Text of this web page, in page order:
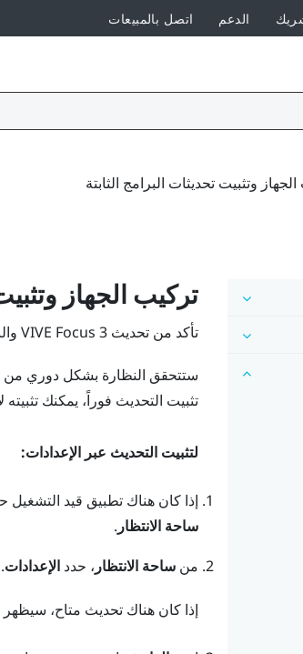
الدعم اتصل بالمبيعات
وتثبيت تحديثات البرامج الثابتة
تركيب الجهاز
تأكد من تحديث VIVE Focus 3
ستتحقق النظارة بشكل دوري من
تثبيت التحديث فوراً، يمكنك تثبيته
لتثبيت التحديث عبر الإعدادات:
إذا كان هناك تطبيق قيد التشغيل
ساحة الانتظار.
من ساحة الانتظار، حدد الإعدادات.
إذا كان هناك تحديث متاح،